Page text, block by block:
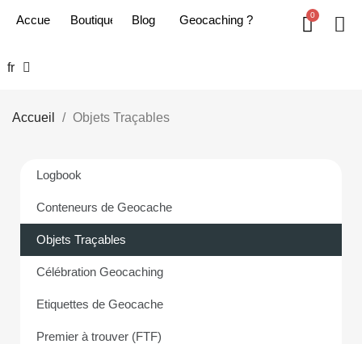
Accueil Boutique Blog Geoc​aching ?
fr
Accueil Objets Traçables
Logbook
Conteneurs de Geocache
Objets Traçables
Célébration Geocaching
Etiquettes de Geocache
Premier à trouver (FTF)